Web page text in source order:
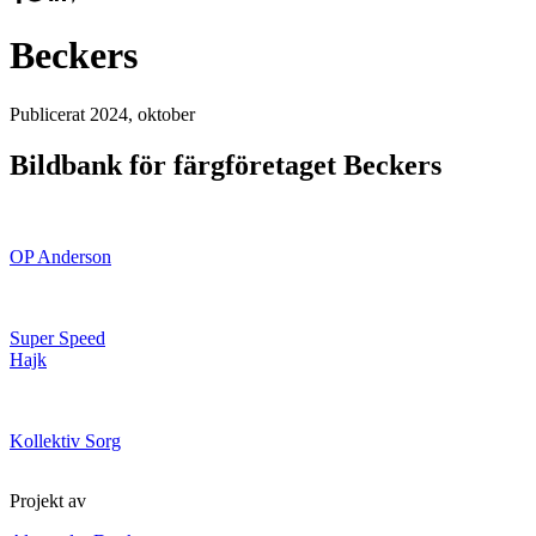
Beckers
Publicerat 2024, oktober
Bildbank för färgföretaget Beckers
OP Anderson
Super Speed
Hajk
Kollektiv Sorg
Projekt av